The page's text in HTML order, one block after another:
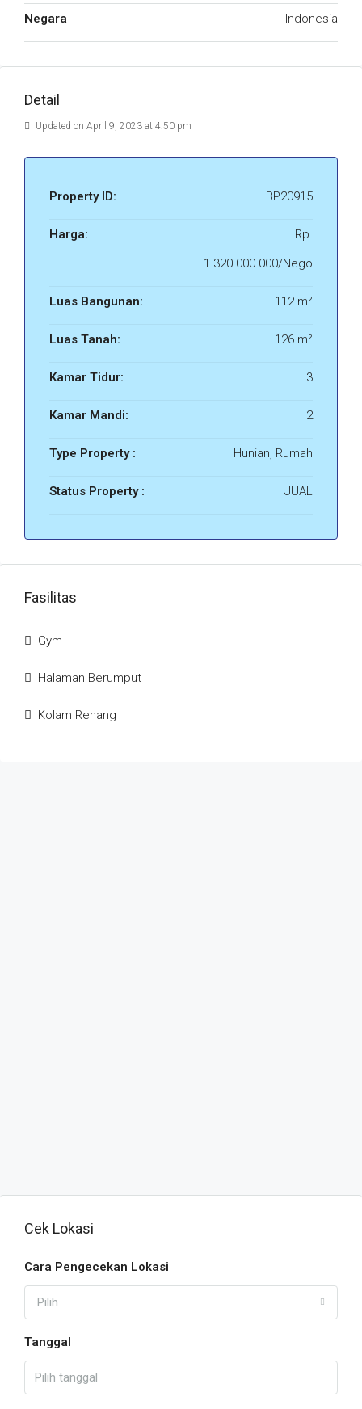
Negara Indonesia
Detail
Updated on April 9, 2023 at 4:50 pm
Property ID: BP20915
Harga:
Rp.
1.320.000.000/Nego
Luas Bangunan: 112 m²
Luas Tanah: 126 m²
Kamar Tidur: 3
Kamar Mandi: 2
Type Property : Hunian, Rumah
Status Property : JUAL
Fasilitas
Gym
Halaman Berumput
Kolam Renang
Cek Lokasi
Cara Pengecekan Lokasi
Pilih
Tanggal